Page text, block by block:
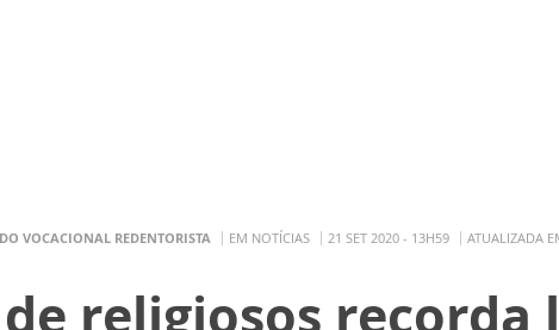
VOCACIONAL REDENTORISTA EM NOTÍCIAS 21 SET 2020 - 13H59 ATUALIZADA
religiosos recorda